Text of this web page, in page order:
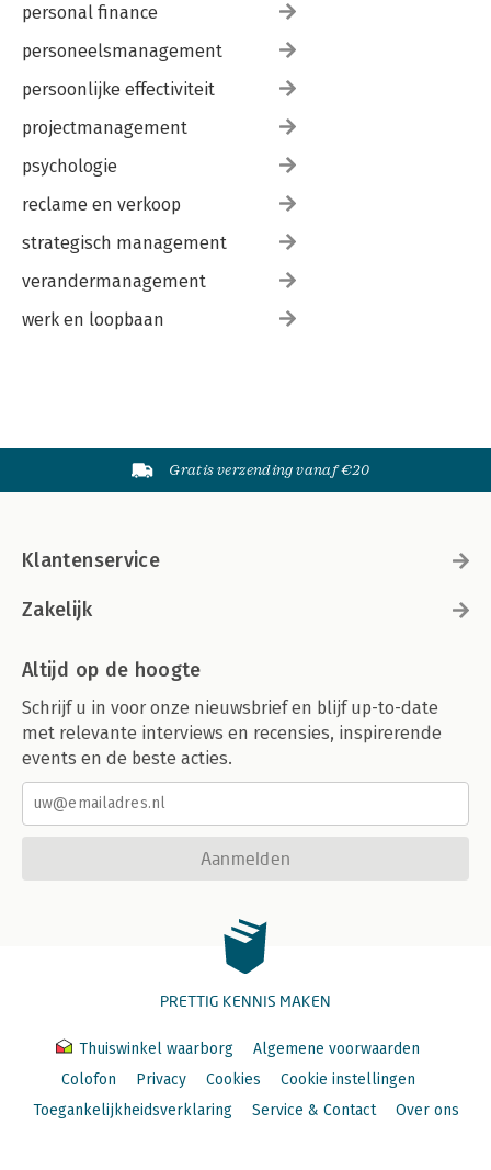
personal finance
personeelsmanagement
persoonlijke effectiviteit
projectmanagement
psychologie
reclame en verkoop
strategisch management
verandermanagement
werk en loopbaan
Gratis verzending vanaf €20
Klantenservice
Zakelijk
Altijd op de hoogte
Schrijf u in voor onze nieuwsbrief en blijf up-to-date
met relevante interviews en recensies, inspirerende
events en de beste acties.
Aanmelden
PRETTIG KENNIS MAKEN
Thuiswinkel waarborg
Algemene voorwaarden
Colofon
Privacy Cookies
Cookie instellingen
Toegankelijkheidsverklaring
Service & Contact Over ons